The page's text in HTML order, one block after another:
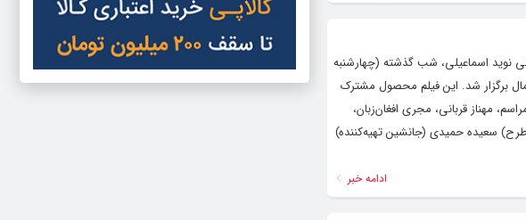
نوید اسماعیلی، شب گذشته (چهارشنبه
برگزار شد. این فیلم محصول مشترک
مهناز قربانی، مجری افغان‌زبان،
سعیده حمیدی (جانشین تهیه‌کننده)
ادامه خبر